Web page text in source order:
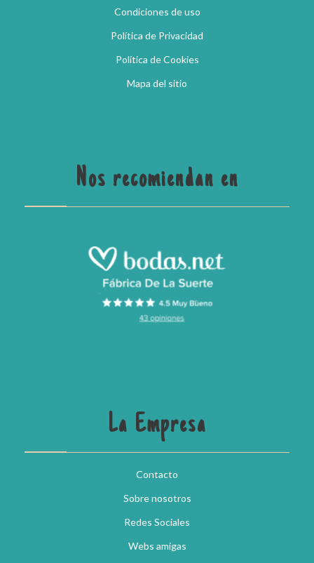
Condiciones de uso
Política de Privacidad
Política de Cookies
Mapa del sitio
Nos recomiendan en
La Empresa
Contacto
Sobre nosotros
Redes Sociales
Webs amigas